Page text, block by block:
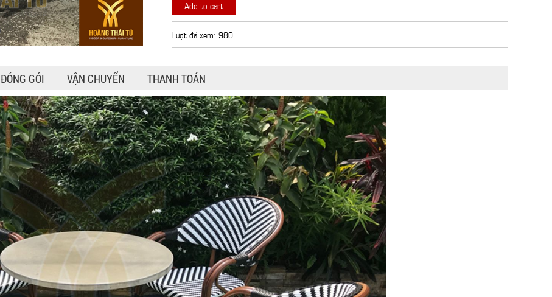
Add to cart
Lượt đã xem: 980
ĐÓNG GÓI VẬN CHUYỂN THANH TOÁN